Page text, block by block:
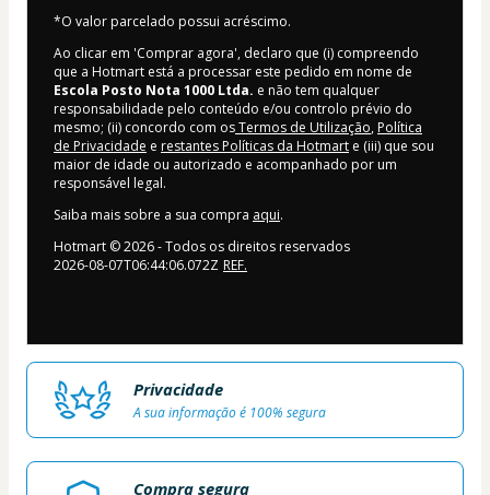
*O valor parcelado possui acréscimo.
Ao clicar em 'Comprar agora', declaro que (i) compreendo
que a Hotmart está a processar este pedido em nome de
Escola Posto Nota 1000 Ltda. e não tem qualquer
responsabilidade pelo conteúdo e/ou controlo prévio do
mesmo; (ii) concordo com osTermos de Utilização, Política
de Privacidade e restantes Políticas da Hotmart e (iii) que sou
maior de idade ou autorizado e acompanhado por um
responsável legal.
Saiba mais sobre a sua compra aqui.
Hotmart ©2026- Todos os direitos reservados
2026-08-07T06:44:06.072Z REF.
Privacidade
A sua informação é 100% segura
Compra segura